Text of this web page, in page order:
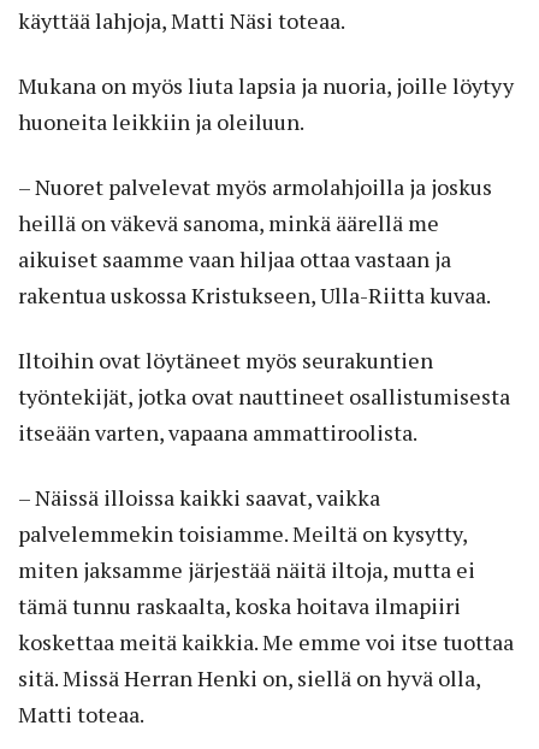
käyttää lahjoja, Matti Näsi toteaa.
Mukana on myös liuta lapsia ja nuoria, joille löytyy
huoneita leikkiin ja oleiluun.
– Nuoret palvelevat myös armolahjoilla ja joskus
heillä on väkevä sanoma, minkä äärellä me
aikuiset saamme vaan hiljaa ottaa vastaan ja
rakentua uskossa Kristukseen, Ulla-Riitta kuvaa.
Iltoihin ovat löytäneet myös seurakuntien
työntekijät, jotka ovat nauttineet osallistumisesta
itseään varten, vapaana ammattiroolista.
– Näissä illoissa kaikki saavat, vaikka
palvelemmekin toisiamme. Meiltä on kysytty,
miten jaksamme järjestää näitä iltoja, mutta ei
tämä tunnu raskaalta, koska hoitava ilmapiiri
koskettaa meitä kaikkia. Me emme voi itse tuottaa
sitä. Missä Herran Henki on, siellä on hyvä olla,
Matti toteaa.